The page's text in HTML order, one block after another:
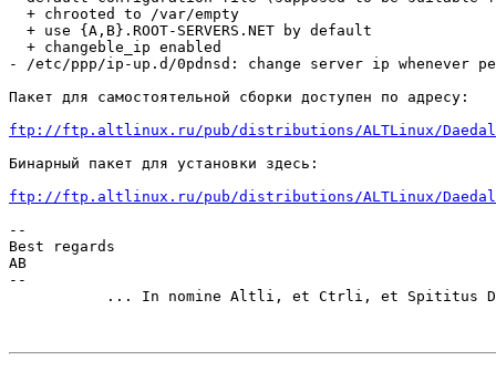
+ chrooted to /
+ use {A,B}.ROOT-
+ changeble_ip
- /etc/ppp/ip-up.d/0pdnsd: change server ip
Пакет для самостоятельной сборки доступен по адресу:
ftp://ftp.altlinux.ru/pub/distributions/ALTLinux/
Бинарный пакет для установки здесь:
ftp://ftp.altlinux.ru/pub/distributions/ALTLinux/
--
Best regards
AB
--